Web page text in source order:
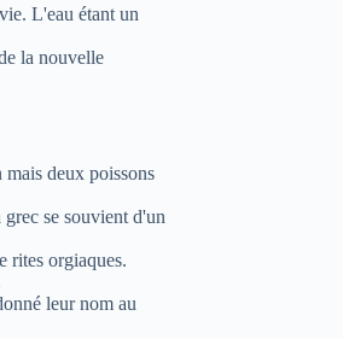
L'eau étant un
la nouvelle
deux poissons
se souvient d'un
rites orgiaques.
leur nom au